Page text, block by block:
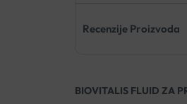
Recenzije Proizvoda
BIOVITALIS FLUID ZA